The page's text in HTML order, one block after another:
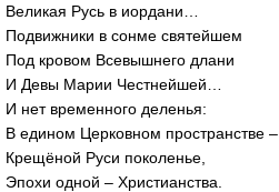
Великая Русь в иордани…
Подвижники в сонме святейшем
Под кровом Всевышнего длани
И Девы Марии Честнейшей…
И нет временного деленья:
В едином Церковном пространстве –
Крещёной Руси поколенье,
Эпохи одной – Христианства.